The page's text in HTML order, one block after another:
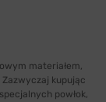
materiałem,
kupując
powłok,